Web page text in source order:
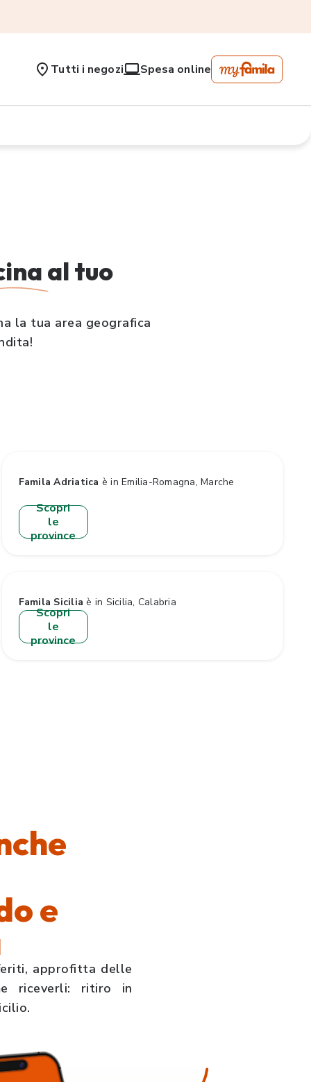
Tutti i negozi Spesa online
al tuo
la tua area geografica
Famila Adriatica è in Emilia-Romagna, Marche
Scopri
le
province
Famila Sicilia è in Sicilia, Calabria
Scopri
le
province
e
approfitta delle
riceverli: ritiro in